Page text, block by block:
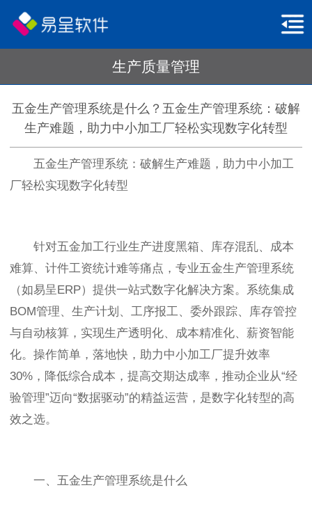
生产质量管理
五金生产管理系统是什么？五金生产管理系统：破解
生产难题，助力中小加工厂轻松实现数字化转型
五金生产管理系统：破解生产难题，助力中小加工
厂轻松实现数字化转型
针对五金加工行业生产进度黑箱、库存混乱、成本
难算、计件工资统计难等痛点，专业五金生产管理系统
（如易呈ERP）提供一站式数字化解决方案。系统集成
BOM管理、生产计划、工序报工、委外跟踪、库存管控
与自动核算，实现生产透明化、成本精准化、薪资智能
化。操作简单，落地快，助力中小加工厂提升效率
30%，降低综合成本，提高交期达成率，推动企业从“经
验管理”迈向“数据驱动”的精益运营，是数字化转型的高
效之选。
一、五金生产管理系统是什么